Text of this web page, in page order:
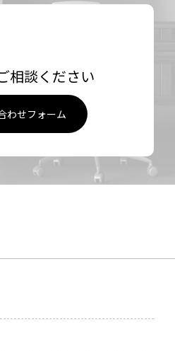
相談ください
わせフォーム